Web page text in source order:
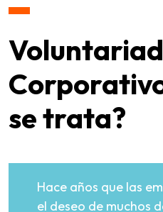
se trata?
Hace años que las
el deseo de muchos